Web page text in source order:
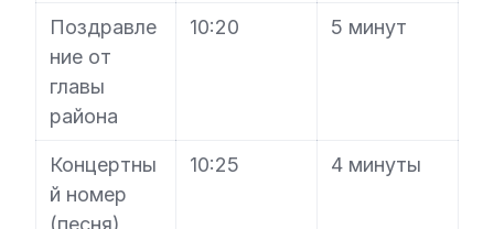
Поздравле
ние от
главы
района
10:20 5 минут
Концертны
й номер
(песня)
10:25 4 минуты